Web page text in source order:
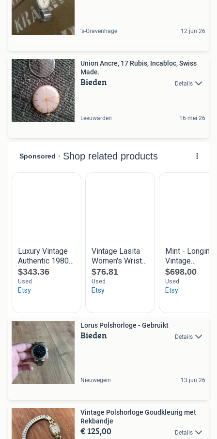
's-Gravenhage 12 jun 26
Union Ancre, 17 Rubis, Incabloc, Swiss
Made.
Bieden Details
Leeuwarden 16 mei 26
Lorus Polshorloge - Gebruikt
Bieden Details
Nieuwegein 13 jun 26
Vintage Polshorloge Goudkleurig met
Rekbandje
€ 125,00 Details